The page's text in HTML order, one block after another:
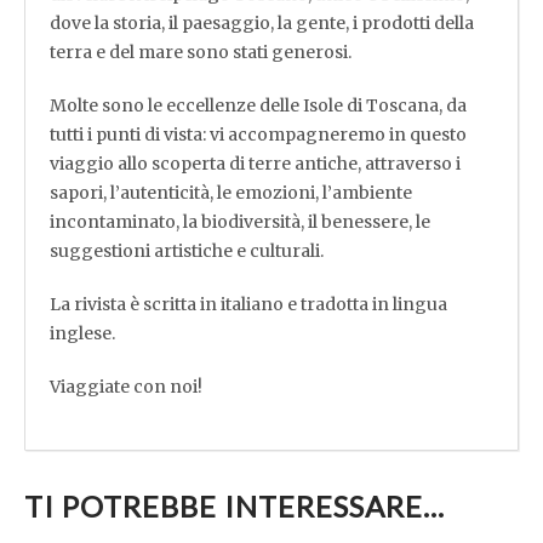
dove la storia, il paesaggio, la gente, i prodotti della
terra e del mare sono stati generosi.
Molte sono le eccellenze delle Isole di Toscana, da
tutti i punti di vista: vi accompagneremo in questo
viaggio allo scoperta di terre antiche, attraverso i
sapori, l’autenticità, le emozioni, l’ambiente
incontaminato, la biodiversità, il benessere, le
suggestioni artistiche e culturali.
La rivista è scritta in italiano e tradotta in lingua
inglese.
Viaggiate con noi!
TI POTREBBE INTERESSARE…